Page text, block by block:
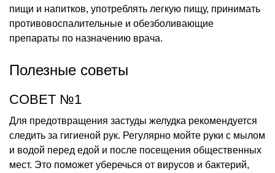
пищи и напитков, употреблять легкую пищу, принимать
противовоспалительные и обезболивающие
препараты по назначению врача.
Полезные советы
СОВЕТ №1
Для предотвращения застуды желудка рекомендуется
следить за гигиеной рук. Регулярно мойте руки с мылом
и водой перед едой и после посещения общественных
мест. Это поможет уберечься от вирусов и бактерий,